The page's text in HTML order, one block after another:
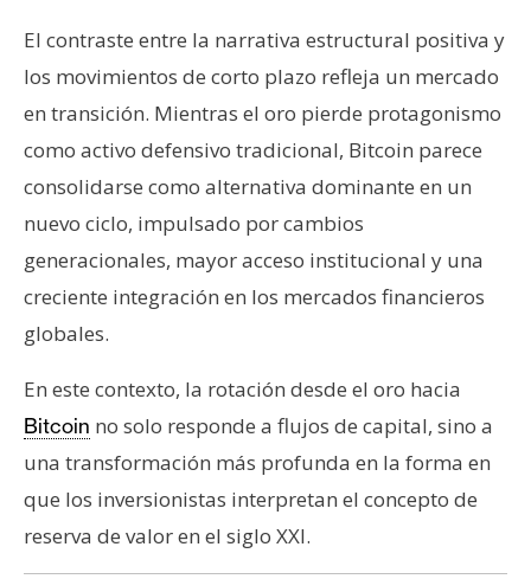
El contraste entre la narrativa estructural positiva y
los movimientos de corto plazo refleja un mercado
en transición. Mientras el oro pierde protagonismo
como activo defensivo tradicional, Bitcoin parece
consolidarse como alternativa dominante en un
nuevo ciclo, impulsado por cambios
generacionales, mayor acceso institucional y una
creciente integración en los mercados financieros
globales.
En este contexto, la rotación desde el oro hacia
Bitcoin no solo responde a flujos de capital, sino a
una transformación más profunda en la forma en
que los inversionistas interpretan el concepto de
reserva de valor en el siglo XXI.